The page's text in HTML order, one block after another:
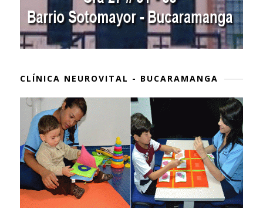
CLÍNICA NEUROVITAL - BUCARAMANGA